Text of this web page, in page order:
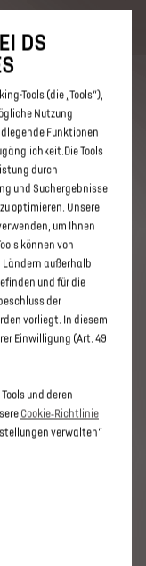
DS
Tools (die „Tools“),
Nutzung
Funktionen
Tools
durch
und Suchergebnisse
optimieren. Unsere
um Ihnen
können von
außerhalb
und für die
der
vorliegt. In diesem
Einwilligung (Art. 49
und deren
Cookie‑Richtlinie
verwalten“